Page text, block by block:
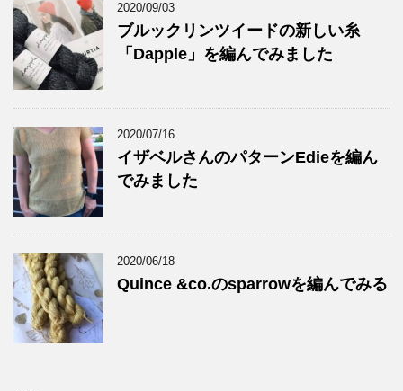
2020/09/03
ブルックリンツイードの新しい糸
「Dapple」を編んでみました
2020/07/16
イザベルさんのパターンEdieを編ん
でみました
2020/06/18
Quince &co.のsparrowを編んでみる